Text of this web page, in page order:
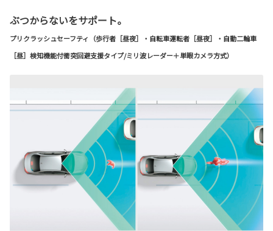
ぶつからないをサポート。
プリクラッシュセーフティ（歩行者［昼夜］・自転車運転者［昼夜］・自動二輪車
［昼］検知機能付衝突回避支援タイプ/ミリ波レーダー＋単眼カメラ方式）